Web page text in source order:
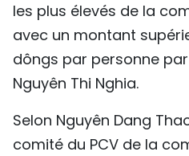
les plus élevés de la
avec un montant
dôngs par personne
Nguyên Thi Nghia.
Selon Nguyên Dang
comité du PCV de la